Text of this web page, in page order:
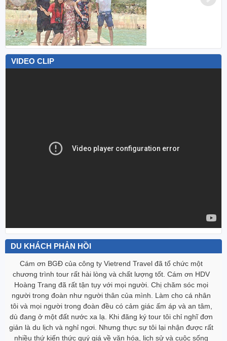
VIDEO CLIP
DU KHÁCH PHẢN HỒI
Gia đình tôi đã gắn bó với Vietrend Travel nhiều năm, qua nhiều
tour Malysia- Singapor, Hàn Quốc, Thái Lan… và hôm nay sau
tour du lịch châu Âu thì gia đình tôi đã rất vui vì chọn được một
công ty du lịch cực kì ưng ‎ý. Gia đình tôi rất cảm ơn Vietrend
Travel cùng những HDV tận tâm, không ngại khó, ngại khổ đã
chiều lòng người già và chăm sóc mọi người trong đoàn rất chu
đáo.
Trân trọng,